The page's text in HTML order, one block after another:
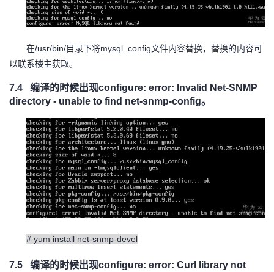
在/usr/bin/ 目录下将mysql_config文件内容替换，替换的内容可
以联系楼主获取。
7.4 编译的时候出现configure: error: Invalid Net-SNMP
directory - unable to find net-snmp-config。
# yum install net-snmp-devel
7.5 编译的时候出现configure: error: Curl library not